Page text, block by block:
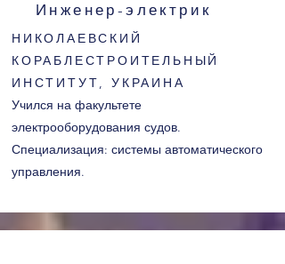
НИКОЛАЕВСКИЙ
КОРАБЛЕСТРОИТЕЛЬНЫЙ
ИНСТИТУТ, УКРАИНА
Учился на факультете
электрооборудования судов.
Специализация: системы автоматического
управления.
Инженер-электрик